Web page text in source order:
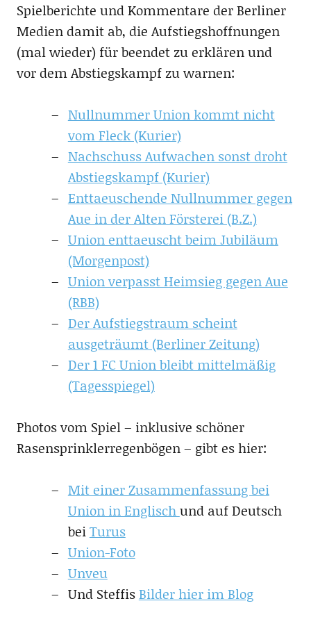
Spielberichte und Kommentare der Berliner
Medien damit ab, die Aufstiegshoffnungen
(mal wieder) für beendet zu erklären und
vor dem Abstiegskampf zu warnen:
Nullnummer Union kommt nicht
vom Fleck (Kurier)
Nachschuss Aufwachen sonst droht
Abstiegskampf (Kurier)
Enttaeuschende Nullnummer gegen
Aue in der Alten Försterei (B.Z.)
Union enttaeuscht beim Jubiläum
(Morgenpost)
Union verpasst Heimsieg gegen Aue
(RBB)
Der Aufstiegstraum scheint
ausgeträumt (Berliner Zeitung)
Der 1 FC Union bleibt mittelmäßig
(Tagesspiegel)
Photos vom Spiel – inklusive schöner
Rasensprinklerregenbögen – gibt es hier:
Mit einer Zusammenfassung bei
Union in Englischund auf Deutsch
beiTurus
Union-Foto
Unveu
Und SteffisBilder hier im Blog